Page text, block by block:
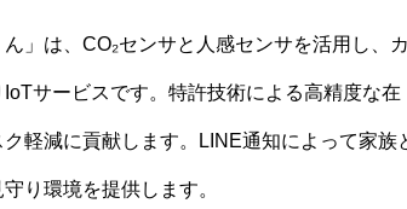
ん」は、CO₂センサと人感センサを活用し
IoTサービスです。特許技術による高精度な
軽減に貢献します。LINE通知によって家
り環境を提供します。